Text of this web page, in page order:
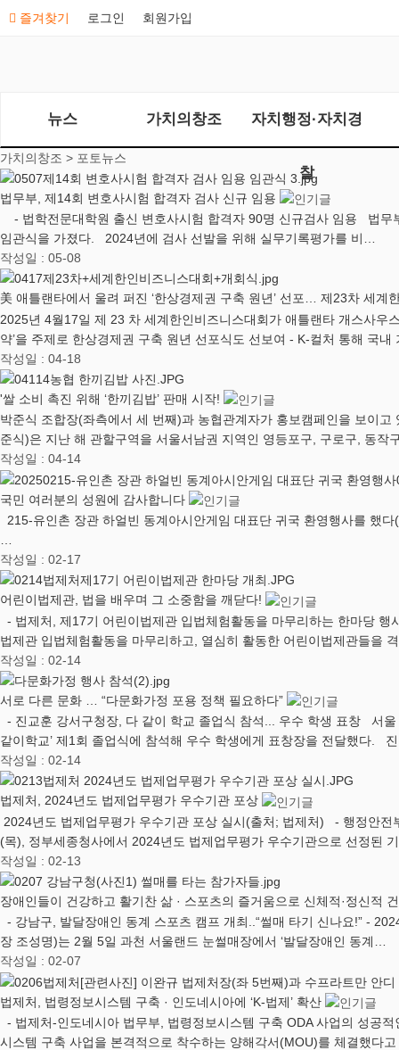
즐겨찾기 로그인 회원가입
뉴스 가치의창조 자치행정·자치경
찰
가치의창조 > 포토뉴스
법무부, 제14회 변호사시험 합격자 검사 신규 임용
- 법학전문대학원 출신 변호사시험 합격자 90명 신규검사 임용 법무
임관식을 가졌다. 2024년에 검사 선발을 위해 실무기록평가를 비…
작성일 : 05-08
美 애틀랜타에서 울려 퍼진 ‘한상경제권 구축 원년’ 선포… 제23차 세계
2025년 4월17일 제 23 차 세계한인비즈니스대회가 애틀랜타 개스사우
약’을 주제로 한상경제권 구축 원년 선포식도 선보여 - K-컬처 통해 국
작성일 : 04-18
'쌀 소비 촉진 위해 ‘한끼김밥’ 판매 시작!
박준식 조합장(좌측에서 세 번째)과 농협관계자가 홍보캠페인을 보이
준식)은 지난 해 관할구역을 서울서남권 지역인 영등포구, 구로구, 동작
작성일 : 04-14
국민 여러분의 성원에 감사합니다
215-유인촌 장관 하얼빈 동계아시안게임 대표단 귀국 환영행사를 했
작성일 : 02-17
어린이법제관, 법을 배우며 그 소중함을 깨닫다!
- 법제처, 제17기 어린이법제관 입법체험활동을 마무리하는 한마당
법제관 입법체험활동을 마무리하고, 열심히 활동한 어린이법제관들을
작성일 : 02-14
서로 다른 문화 … “다문화가정 포용 정책 필요하다”
- 진교훈 강서구청장, 다 같이 학교 졸업식 참석... 우수 학생 표창 서
같이학교’ 제1회 졸업식에 참석해 우수 학생에게 표창장을 전달했다.
작성일 : 02-14
법제처, 2024년도 법제업무평가 우수기관 포상
2024년도 법제업무평가 우수기관 포상 실시(출처; 법제처) - 행정안
(목), 정부세종청사에서 2024년도 법제업무평가 우수기관으로 선정된
작성일 : 02-13
장애인들이 건강하고 활기찬 삶 · 스포츠의 즐거움으로 신체적·정신적
- 강남구, 발달장애인 동계 스포츠 캠프 개최..“썰매 타기 신나요!” -
장 조성명)는 2월 5일 과천 서울랜드 눈썰매장에서 ‘발달장애인 동계…
작성일 : 02-07
법제처, 법령정보시스템 구축 · 인도네시아에 ‘K-법제’ 확산
- 법제처-인도네시아 법무부, 법령정보시스템 구축 ODA 사업의 성공
시스템 구축 사업을 본격적으로 착수하는 양해각서(MOU)를 체결했다